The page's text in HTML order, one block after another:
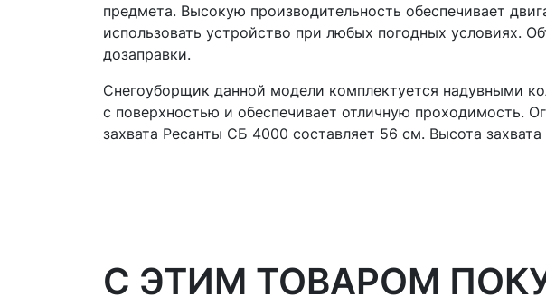
предмета. Высокую производительность обеспечивает
использовать устройство при любых погодных условиях.
дозаправки.
Снегоуборщик данной модели комплектуется надувными
с поверхностью и обеспечивает отличную проходимость.
захвата Ресанты СБ 4000 составляет 56 см. Высота
C ЭТИМ ТОВАРОМ